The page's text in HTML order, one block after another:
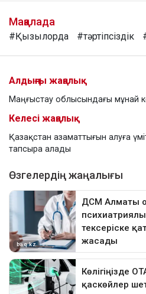
Мақалада
#Қызылорда #тәртіпсіздік
Алдыңғы жаңалық
Маңғыстау облысындағы мұнай
Келесі жаңалық
Қазақстан азаматтығын алуға
тапсыра алады